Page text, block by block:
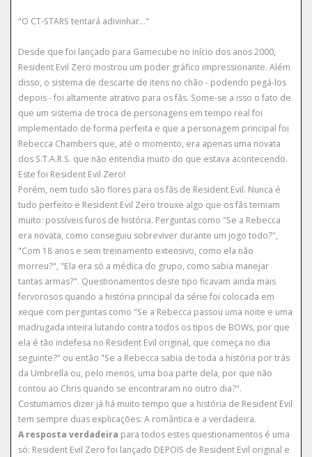
"O CT-STARS tentará adivinhar..."
Desde que foi lançado para Gamecube no início dos anos 2000,
Resident Evil Zero mostrou um poder gráfico impressionante. Além
disso, o sistema de descarte de itens no chão - podendo pegá-los
depois - foi altamente atrativo para os fãs. Some-se a isso o fato de
que um sistema de troca de personagens em tempo real foi
implementado de forma perfeita e que a personagem principal foi
Rebecca Chambers que, até o momento, era apenas uma novata
dos S.T.A.R.S. que não entendia muito do que estava acontecendo.
Este foi Resident Evil Zero!
Porém, nem tudo são flores para os fãs de Resident Evil. Nunca é
tudo perfeito e Resident Evil Zero trouxe algo que os fãs temiam
muito: possíveis furos de história. Perguntas como "Se a Rebecca
era novata, como conseguiu sobreviver durante um jogo todo?",
"Com 18 anos e sem treinamento extensivo, como ela não
morreu?", "Ela era só a médica do grupo, como sabia manejar
tantas armas?". Questionamentos deste tipo ficavam ainda mais
fervorosos quando a história principal da série foi colocada em
xeque com perguntas como "Se a Rebecca passou uma noite e uma
madrugada inteira lutando contra todos os tipos de BOWs, por que
ela é tão indefesa no Resident Evil original, que começa no dia
seguinte?" ou então "Se a Rebecca sabia de toda a história por trás
da Umbrella ou, pelo menos, uma boa parte dela, por que não
contou ao Chris quando se encontraram no outro dia?".
Costumamos dizer já há muito tempo que a história de Resident Evil
tem sempre duas explicações: A romântica e a verdadeira.
A resposta verdadeira para todos estes questionamentos é uma
só: Resident Evil Zero foi lançado DEPOIS de Resident Evil original e